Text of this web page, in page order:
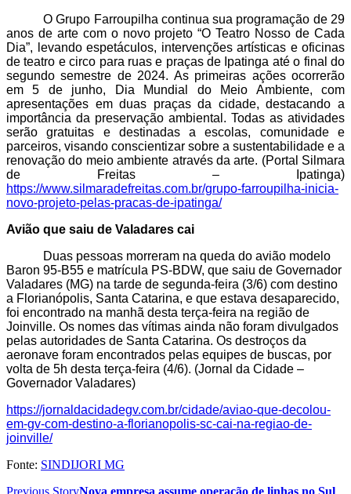
O Grupo Farroupilha continua sua programação de 29
anos de arte com o novo projeto “O Teatro Nosso de Cada
Dia”, levando espetáculos, intervenções artísticas e oficinas
de teatro e circo para ruas e praças de Ipatinga até o final do
segundo semestre de 2024. As primeiras ações ocorrerão
em 5 de junho, Dia Mundial do Meio Ambiente, com
apresentações em duas praças da cidade, destacando a
importância da preservação ambiental. Todas as atividades
serão gratuitas e destinadas a escolas, comunidade e
parceiros, visando conscientizar sobre a sustentabilidade e a
renovação do meio ambiente através da arte. (Portal Silmara
de Freitas – Ipatinga)
https://www.silmaradefreitas.com.br/grupo-farroupilha-inicia-
novo-projeto-pelas-pracas-de-ipatinga/
Avião que saiu de Valadares cai
Duas pessoas morreram na queda do avião modelo
Baron 95-B55 e matrícula PS-BDW, que saiu de Governador
Valadares (MG) na tarde de segunda-feira (3/6) com destino
a Florianópolis, Santa Catarina, e que estava desaparecido,
foi encontrado na manhã desta terça-feira na região de
Joinville. Os nomes das vítimas ainda não foram divulgados
pelas autoridades de Santa Catarina. Os destroços da
aeronave foram encontrados pelas equipes de buscas, por
volta de 5h desta terça-feira (4/6). (Jornal da Cidade –
Governador Valadares)
https://jornaldacidadegv.com.br/cidade/aviao-que-decolou-
em-gv-com-destino-a-florianopolis-sc-cai-na-regiao-de-
joinville/
Fonte: SINDIJORI MG
Previous StoryNova empresa assume operação de linhas no Sul